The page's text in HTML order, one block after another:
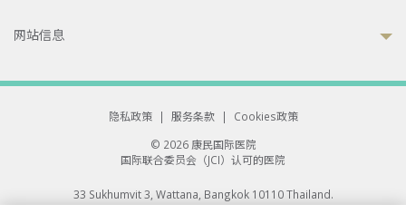
网站信息
隐私政策 | 服务条款 |
Cookies政策
© 2026 康民国际医院
国际联合委员会（JCI）认可的医院
33 Sukhumvit 3, Wattana, Bangkok 10110 Thailand.
All rights reserved.